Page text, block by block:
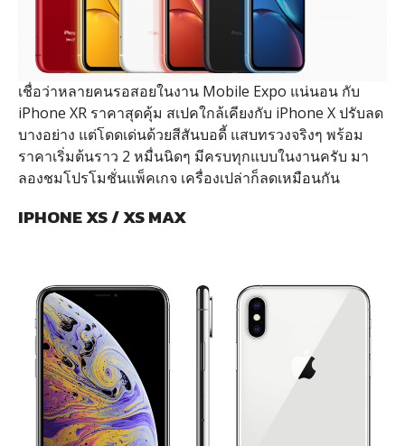
เชื่อว่าหลายคนรอสอยในงาน Mobile Expo แน่นอน กับ
iPhone XR ราคาสุดคุ้ม สเปคใกล้เคียงกับ iPhone X ปรับลด
บางอย่าง แต่โดดเด่นด้วยสีสันบอดี้ แสบทรวงจริงๆ พร้อม
ราคาเริ่มต้นราว 2 หมื่นนิดๆ มีครบทุกแบบในงานครับ มา
ลองชมโปรโมชั่นแพ็คเกจ เครื่องเปล่าก็ลดเหมือนกัน
IPHONE XS / XS MAX